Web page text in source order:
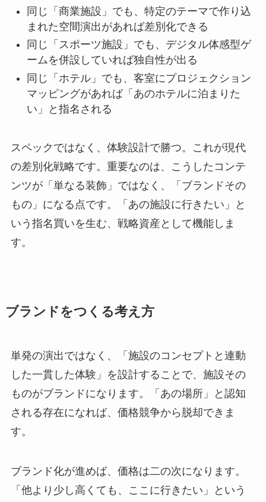
同じ「商業施設」でも、特定のテーマで作り込
まれた空間演出があれば差別化できる
同じ「スポーツ施設」でも、デジタル体感型ゲ
ームを併設していれば独自性が出る
同じ「ホテル」でも、客室にプロジェクション
マッピングがあれば「あのホテルに泊まりた
い」と指名される
スペックではなく、体験設計で勝つ。これが現代
の差別化戦略です。重要なのは、こうしたコンテ
ンツが「単なる装飾」ではなく、「ブランドその
もの」になる点です。「あの施設に行きたい」と
いう指名買いを生む、戦略資産として機能しま
す。
ブランドをつくる考え方
単発の演出ではなく、「施設のコンセプトと連動
した一貫した体験」を設計することで、施設その
ものがブランドになります。「あの場所」と認知
される存在になれば、価格競争から脱却できま
す。
ブランド化が進めば、価格は二の次になります。
「他より少し高くても、ここに行きたい」という